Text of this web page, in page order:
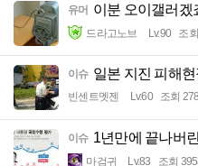
유머 이분 오이갤러겠
드라고노브 Lv.90 조
이슈 일본 지진 피해
빈센트멧젠 Lv.60 조회
이슈 1년만에 끝나버
마검귀 Lv.83 조회